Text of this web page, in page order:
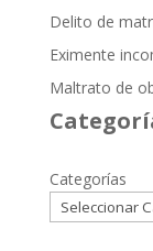
Delito de
Eximente
Maltrato de
Categorías